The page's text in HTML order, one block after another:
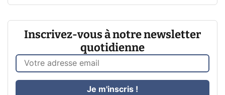
Inscrivez-vous à notre newsletter
quotidienne
Je m'inscris !